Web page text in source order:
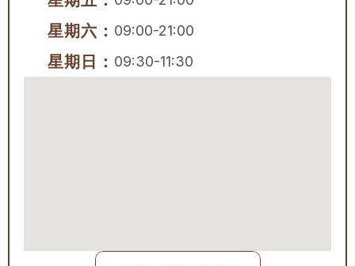
星期六： 09:00-21:00
星期日： 09:30-11:30